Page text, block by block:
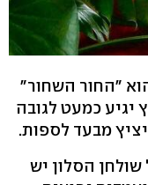
"החור השחור"
יגיע כמעט לגובה
מבעד לספות.
שולחן הסלון יש